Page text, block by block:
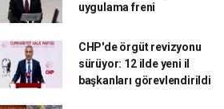
uygulama freni
CHP'de örgüt revizyonu
sürüyor: 12 ilde yeni il
başkanları görevlendirildi